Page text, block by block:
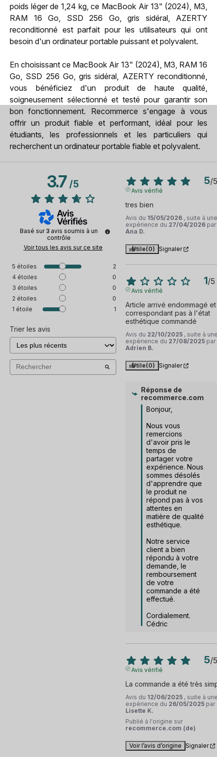
poids léger de 1,24 kg, ce MacBook Air 13" (2024), M3,
RAM 16 Go, SSD 256 Go, gris sidéral, AZERTY
reconditionné est parfait pour les utilisateurs qui ont
besoin d'un ordinateur portable puissant et polyvalent.
En choisissant ce MacBook Air 13" (2024), M3, RAM 16
Go, SSD 256 Go, gris sidéral, AZERTY reconditionné,
vous bénéficiez d'un produit de haute qualité,
soigneusement sélectionné et testé pour garantir son
bon fonctionnement. Recommerce s'engage à vous
offrir un produit fiable et performant, idéal pour les
étudiants, les professionnels et les particuliers qui
recherchent un ordinateur portable fiable et polyvalent.
3.7/5
Basé sur3 avis soumis à un
contrôle
Voir tous les avis sur ce site
5 étoiles
2
4 étoiles
0
3 étoiles
0
2 étoiles
0
1 étoile 1
Trier les avis
5/5
Avis vérifié
tres bien
Avis du 15/05/2026 , suite à une
expérience du 27/04/2026 par
Ana D.
Utile(0) Signaler
1/5
Avis vérifié
Article arrivé endommagé
correspondant pas à l'état
esthétique commandé
Avis du 22/10/2025 , suite à
expérience du 27/08/2025 par
Adrien B.
Utile(0) Signaler
Réponse de
recommerce.com
Bonjour,
Nous vous
remercions
d'avoir pris le
temps de
partager votre
expérience. Nous
sommes désolés
d'apprendre que
le produit ne
répond pas à vos
attentes en
matière de qualité
esthétique.
Notre service
client a bien
répondu à votre
demande, le
remboursement
de votre
commande a été
effectué.
Cordialement.
Cédric
5/5
Avis vérifié
La commande a été très
Avis du 12/06/2025 , suite à
expérience du 26/05/2025 par
Lisette K.
Publié à l'origine sur
recommerce.com (de)
Voir l’avis d’origine Signaler